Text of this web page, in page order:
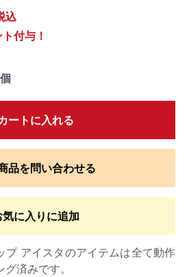
込
付与！
個
ートに入れる
品を問い合わせる
気に入りに追加
プ アイスタのアイテムは全て動作
済みです。